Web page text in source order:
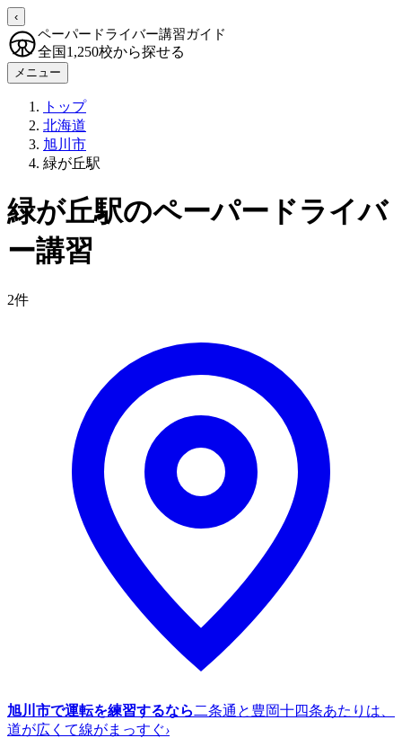
‹
ペーパードライバー講習ガイド
全国1,250校から探せる
メニュー
トップ
北海道
旭川市
緑が丘駅
緑が丘駅のペーパードライバ
ー講習
2件
旭川市で運転を練習するなら 二条通と豊岡十四条あたりは、
道が広くて線がまっすぐ›